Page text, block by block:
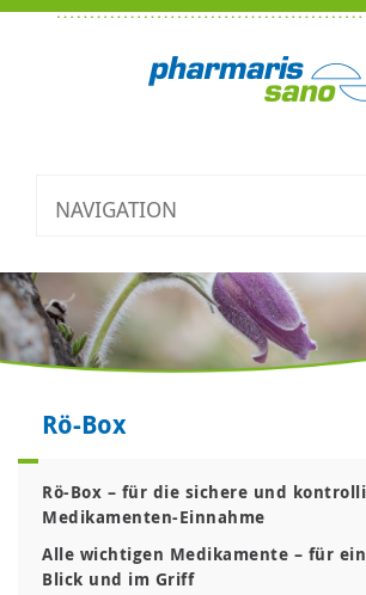
NAVIGATION
Rö-Box
Rö-Box – für die sichere und
Medikamenten-Einnahme
Alle wichtigen Medikamente – für
Blick und im Griff